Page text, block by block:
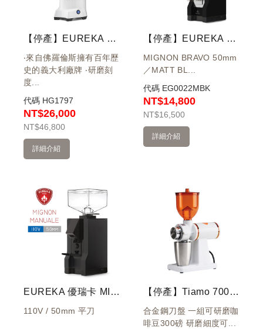
【停產】EUREKA 優瑞卡 Olympus NEO 75 E 營業用磨豆機 220V - 白
‧來自佛羅倫斯擁有百年歷
史的義大利廠牌 ‧研磨刻
度...
代碼 HG1797
NT$26,000
NT$46,800
詳細介紹
【停產】EUREKA 優瑞卡 MIGNON BRAVO 50mm 磨豆機(霧黑) 110V
MIGNON BRAVO 50mm
／MATT BL...
代碼 EG0022MBK
NT$14,800
NT$16,500
詳細介紹
EUREKA 優瑞卡 MIGNON MANUALE 50 磨豆機 (黑) 110V
110V / 50mm 平刀
【停產】Tiamo 700S 半磅磨豆機 110V - 消光白 La Marco 義大利平刀
合金鋼刀盤 一組可研磨咖
啡豆300磅 研磨細度可...